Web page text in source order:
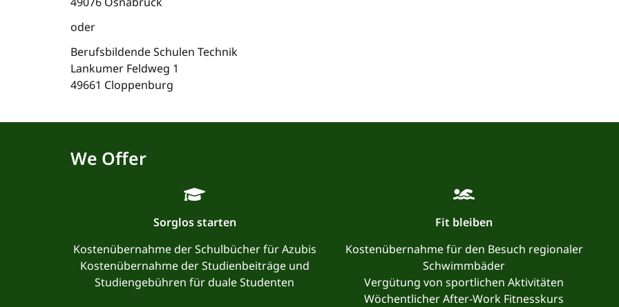
oder
Berufsbildende Schulen Technik
Lankumer Feldweg 1
49661 Cloppenburg
We Offer
Sorglos starten
Kostenübernahme der Schulbücher für Azubis
Kostenübernahme der Studienbeiträge und
Studiengebühren für duale Studenten
Fit bleiben
Kostenübernahme für den Besuch regionaler
Schwimmbäder
Vergütung von sportlichen Aktivitäten
Wöchentlicher After-Work Fitnesskurs